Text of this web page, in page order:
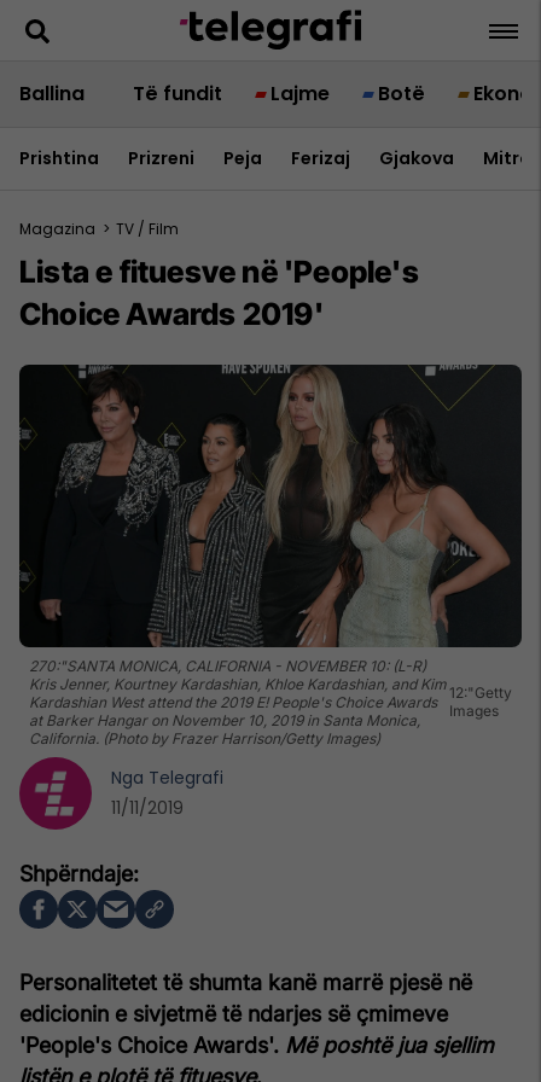
Ballina Të fundit Lajme Botë
Prishtina Prizreni Peja Ferizaj Gjakova
Magazina > TV / Film
Lista e fituesve në 'People's
Choice Awards 2019'
270:"SANTA MONICA, CALIFORNIA - NOVEMBER 10: (L-R)
Kris Jenner, Kourtney Kardashian, Khloe Kardashian, and Kim
Kardashian West attend the 2019 E! People's Choice Awards
at Barker Hangar on November 10, 2019 in Santa Monica,
California. (Photo by Frazer Harrison/Getty Images)
12:"Getty
Images
Personalitetet të shumta kanë marrë pjesë në
edicionin e sivjetmë të ndarjes së çmimeve
'People's Choice Awards'. Më poshtë jua sjellim
listën e plotë të fituesve.
Nga Telegrafi
11/11/2019